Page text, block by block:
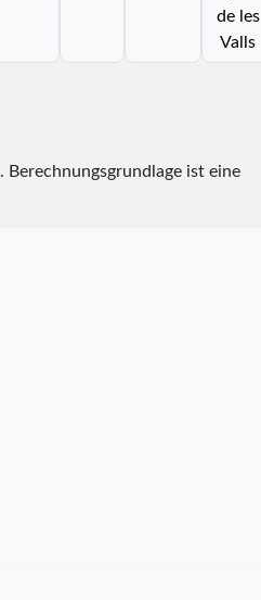
de les
Valls
. Berechnungsgrundlage ist eine